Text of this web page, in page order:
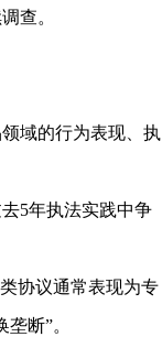
查。
域的行为表现、执
5年执法实践中争
协议通常表现为专
断”。